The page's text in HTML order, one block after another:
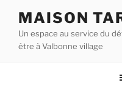
contenu
principal
MAISON
Un espace au service du
être à Valbonne village